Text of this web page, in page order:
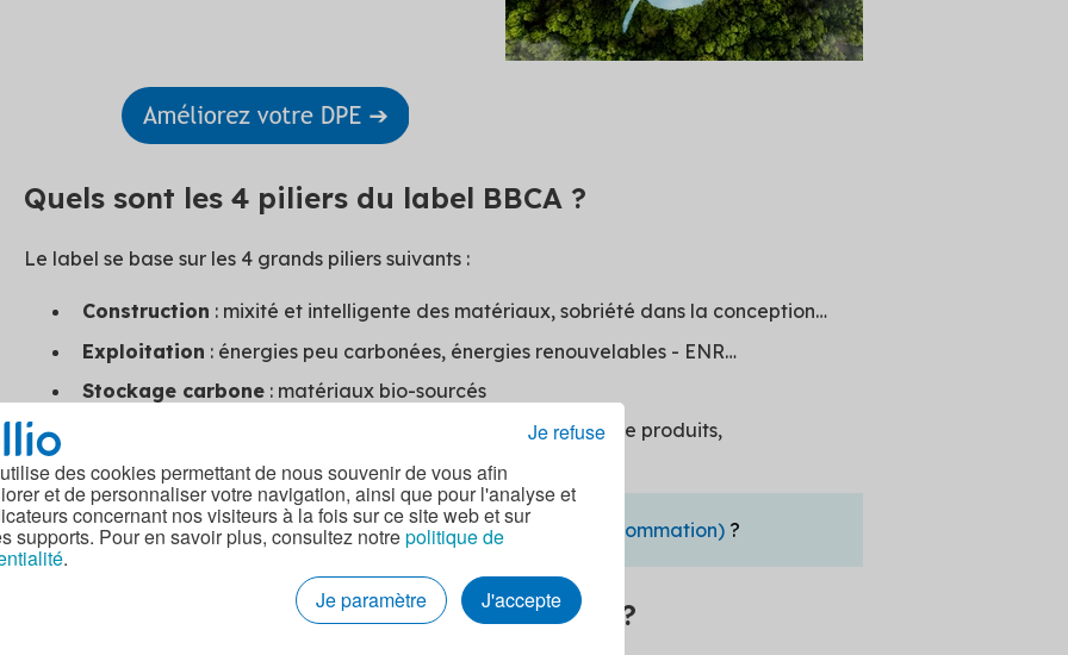
des cookies permettant de nous souvenir de vous afin
et de personnaliser votre navigation, ainsi que pour l'analyse et
concernant nos visiteurs à la fois sur ce site web et sur
supports. Pour en savoir plus, consultez notrepolitique de
.
Je paramètre
J'accepte
Je refuse
Quels sont les 4 piliers du label BBCA ?
Le label se base sur les 4 grands piliers suivants :
Construction : mixité et intelligente des matériaux, sobriété dans la conception…
Exploitation : énergies peu carbonées, énergies renouvelables - ENR…
Stockage carbone: matériaux bio-sourcés
: déconstruction sélective, réemploi de produits,
À lire aussi :qu'est-ce que le label BBC (Bâtiment Basse Consommation)?
Quels sont les 3 niveaux de performance ?